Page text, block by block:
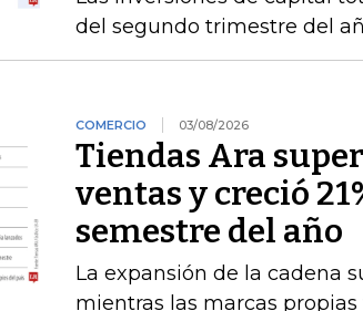
del segundo trimestre del
COMERCIO 03/08/2026
Tiendas Ara
ventas y creció
semestre del año
La expansión de la cadena
mientras las marcas propias